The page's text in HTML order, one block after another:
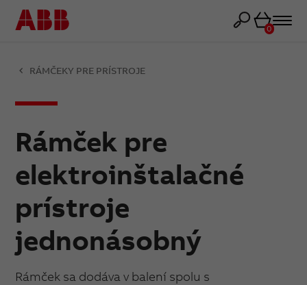
Košík
0
RÁMČEKY PRE PRÍSTROJE
Rámček pre
elektroinštalačné
prístroje
jednonásobný
Rámček sa dodáva v balení spolu s